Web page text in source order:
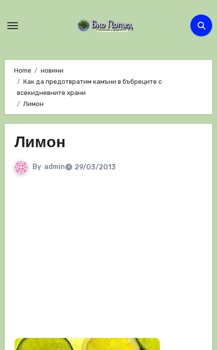
Home
новини
Как да предотвратим камъни в бъбреците с
всекидневните храни
Лимон
Лимон
By admin 29/03/2013